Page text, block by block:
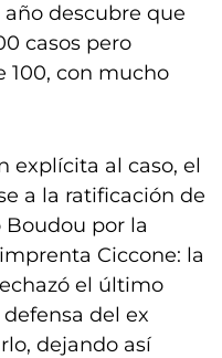
descubre que
casos pero
100, con mucho
explícita al caso, el
a la ratificación de
por la
Ciccone: la
el último
del ex
dejando así